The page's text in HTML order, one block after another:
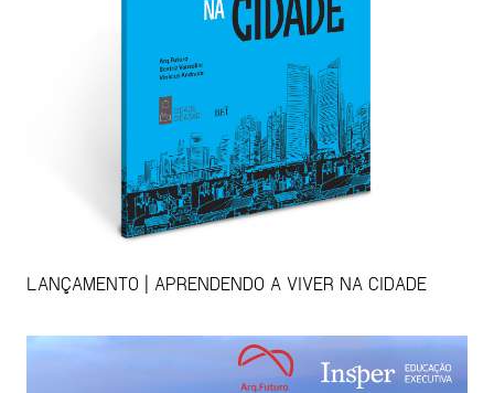
LANÇAMENTO | APRENDENDO A VIVER NA CIDADE